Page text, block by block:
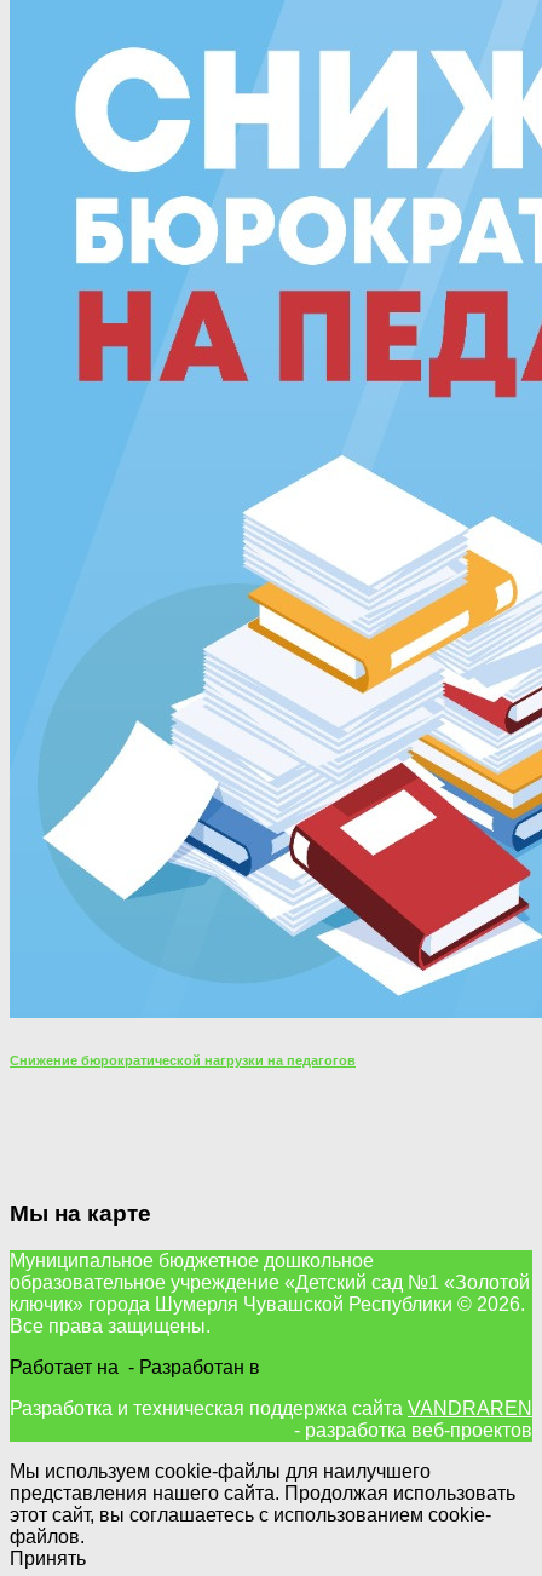
Снижение бюрократической нагрузки на педагогов
Мы на карте
Муниципальное бюджетное дошкольное
образовательное учреждение «Детский сад №1 «Золотой
ключик» города Шумерля Чувашской Республики © 2026.
Все права защищены.
Работает на - Разработан в
Разработка и техническая поддержка сайта VANDRAREN
- разработка веб-проектов
Мы используем cookie-файлы для наилучшего
представления нашего сайта. Продолжая использовать
этот сайт, вы соглашаетесь с использованием cookie-
файлов.
Принять